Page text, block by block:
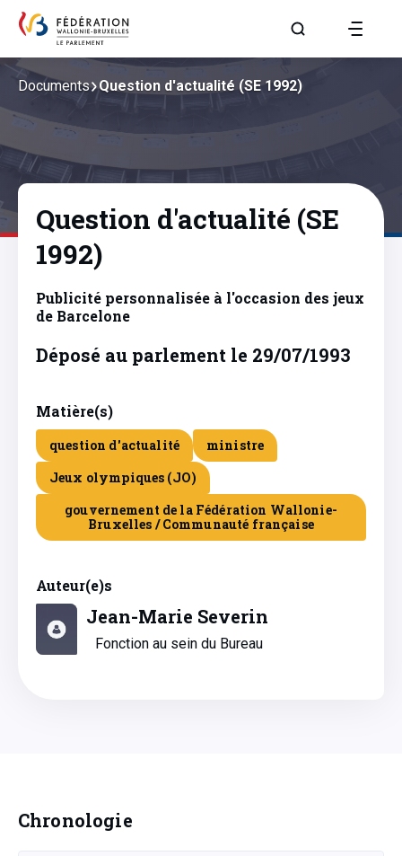
Aller à la page
Documents Question d'actualité (SE 1992)
Question d'actualité (SE
1992)
Publicité personnalisée à l'occasion des jeux
de Barcelone
Déposé au parlement le 29/07/1993
Matière(s)
question d'actualité
ministre
Jeux olympiques (JO)
gouvernement de la Fédération Wallonie-
Bruxelles / Communauté française
Auteur(e)s
Jean-Marie Severin
Fonction au sein du Bureau
Chronologie